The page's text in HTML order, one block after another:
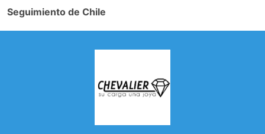
Seguimiento de Chile